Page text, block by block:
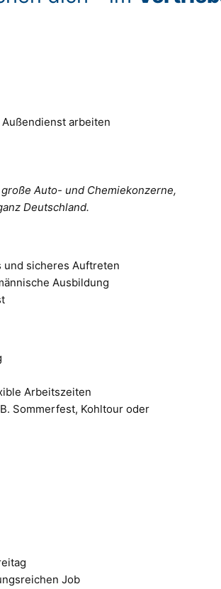
arbeiten
Auto- und Chemiekonzerne,
Deutschland.
sicheres Auftreten
Ausbildung
Arbeitszeiten
Sommerfest, Kohltour oder
Job